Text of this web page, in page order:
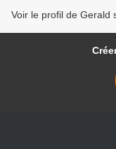
Voir le profil de Gerald